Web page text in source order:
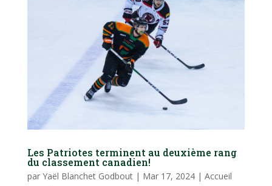
Les Patriotes terminent au deuxième rang
du classement canadien!
par Yaël Blanchet Godbout| Mar 17, 2024| Accueil